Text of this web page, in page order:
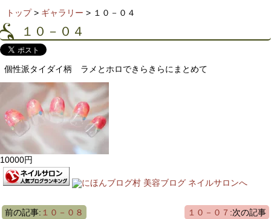
トップ> ギャラリー > １０－０４
１０－０４
個性派タイダイ柄 ラメとホロできらきらにまとめて
10000円
前の記事: １０－０８ １０－０７ :次の記事